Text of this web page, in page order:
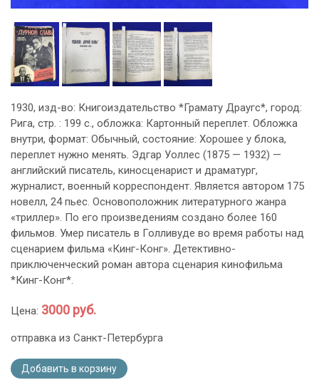
1930, изд-во: Книгоиздательство *Грамату Драугс*, город:
Рига, стр. : 199 с., обложка: Картонный переплет. Обложка
внутри, формат: Обычный, состояние: Хорошее у блока,
переплет нужно менять. Эдгар Уоллес (1875 — 1932) —
английский писатель, киносценарист и драматург,
журналист, военный корреспондент. Является автором 175
новелл, 24 пьес. Основоположник литературного жанра
«триллер». По его произведениям создано более 160
фильмов. Умер писатель в Голливуде во время работы над
сценарием фильма «Кинг-Конг». Детективно-
приключенческий роман автора сценария кинофильма
*Кинг-Конг*.
Цена: 3000 руб.
отправка из Санкт-Петербурга
Добавить в корзину